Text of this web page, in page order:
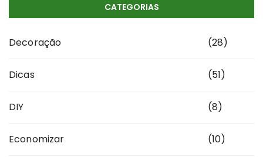
CATEGORIAS
Decoração (28)
Dicas (51)
DIY (8)
Economizar (10)